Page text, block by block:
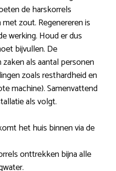
de harskorrels
zout. Regenereren is
werking. Houd er dus
bijvullen. De
als aantal personen
zoals resthardheid en
machine). Samenvattend
als volgt.
het huis binnen via de
onttrekken bijna alle